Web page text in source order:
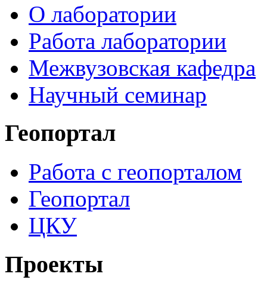
О лаборатории
Работа лаборатории
Межвузовская кафедра
Научный семинар
Геопортал
Работа с геопорталом
Геопортал
ЦКУ
Проекты